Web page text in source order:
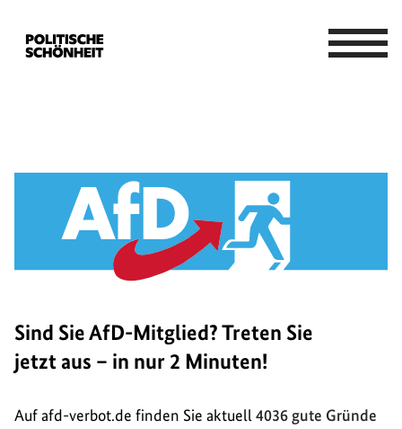
Sind Sie AfD-Mitglied? Treten Sie
jetzt aus – in nur 2 Minuten!
Auf afd-verbot.de finden Sie aktuell 4036 gute Gründe